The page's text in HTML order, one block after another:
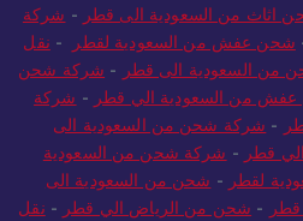
اثاث من السعودية الى قطر - شركة
شحن عفش من السعودية لقطر - نقل
من السعودية الى قطر - شركة شحن
عفش من السعودية الي قطر - شركة
- شركة شحن من السعودية الى
قطر - شركة شحن من السعودية
لقطر - شحن من السعودية الى
- شحن من الرياض الي قطر - نقل